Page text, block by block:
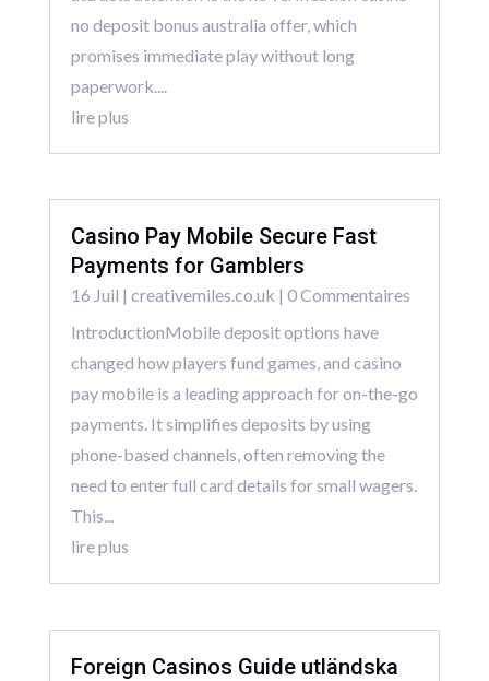
no deposit bonus australia offer, which
promises immediate play without long
paperwork....
lire plus
Casino Pay Mobile Secure Fast
Payments for Gamblers
16 Juil | creativemiles.co.uk | 0 Commentaires
IntroductionMobile deposit options have
changed how players fund games, and casino
pay mobile is a leading approach for on-the-go
payments. It simplifies deposits by using
phone-based channels, often removing the
need to enter full card details for small wagers.
This...
lire plus
Foreign Casinos Guide utländska